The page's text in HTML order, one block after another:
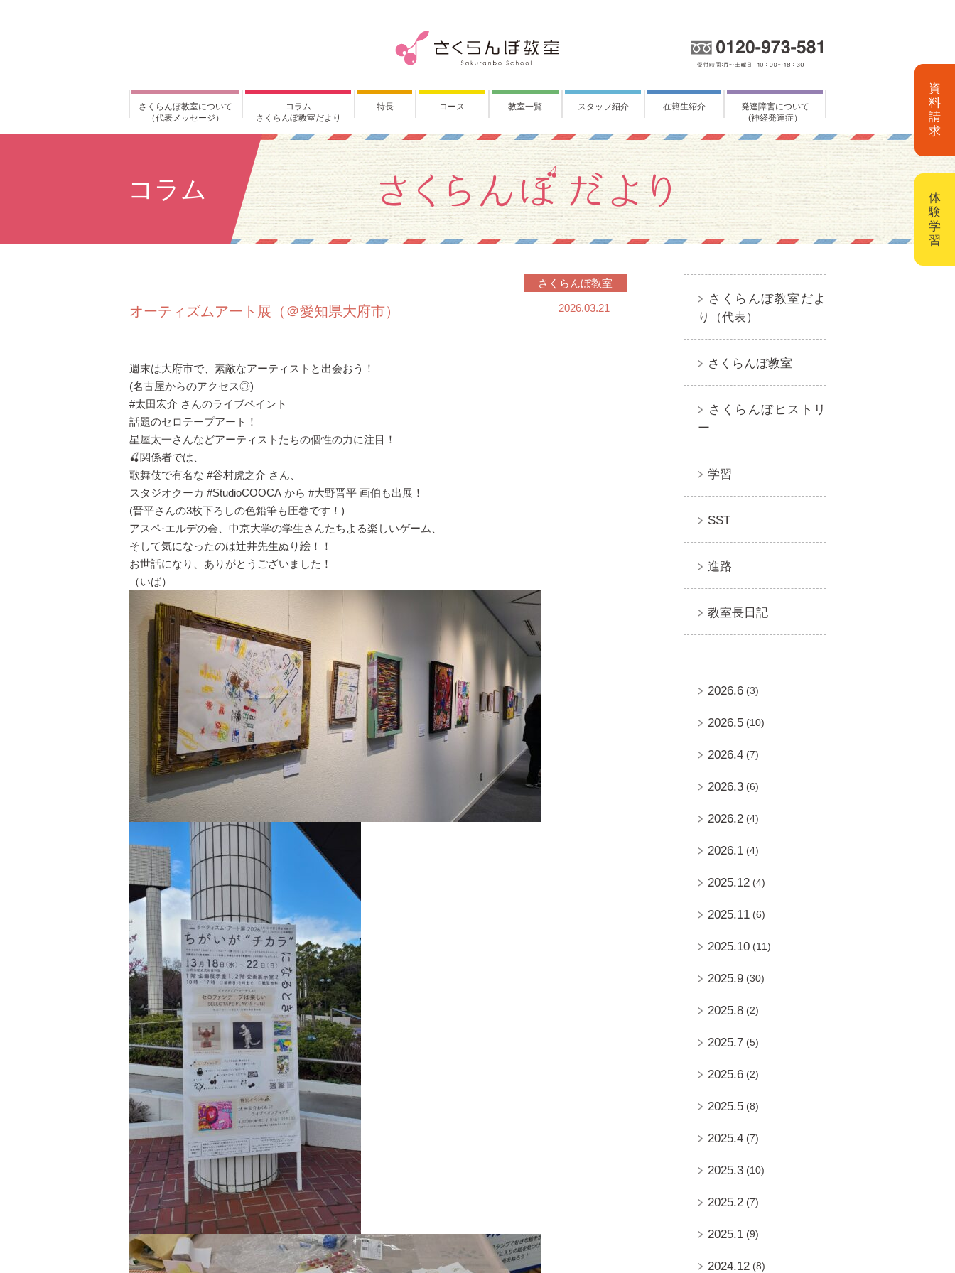
さくらんぼ教室について
（代表メッセージ）
コラム
さくらんぼ教室だより
特長 コース 教室一覧 スタッフ紹介 在籍生紹介
発達障害について
(神経発達症）
コラム
さくらんぼ教室
2026.03.21
オーティズムアート展（＠愛知県大府市）
週末は大府市で、素敵なアーティストと出会おう！
(名古屋からのアクセス◎)
#太田宏介 さんのライブペイント
話題のセロテープアート！
星屋太一さんなどアーティストたちの個性の力に注目！
🍒関係者では、
歌舞伎で有名な #谷村虎之介 さん、
スタジオクーカ #StudioCOOCA から #大野晋平 画伯も出展！
(晋平さんの3枚下ろしの色鉛筆も圧巻です！)
アスペ·エルデの会、中京大学の学生さんたちよる楽しいゲーム、
そして気になったのは辻井先生ぬり絵！！
お世話になり、ありがとうございました！
（いば）
さくらんぼ教室だよ
り（代表）
さくらんぼ教室
さくらんぼヒストリ
ー
学習
SST
進路
教室長日記
2026.6 (3)
2026.5 (10)
2026.4 (7)
2026.3 (6)
2026.2 (4)
2026.1 (4)
2025.12 (4)
2025.11 (6)
2025.10 (11)
2025.9 (30)
2025.8 (2)
2025.7 (5)
2025.6 (2)
2025.5 (8)
2025.4 (7)
2025.3 (10)
2025.2 (7)
2025.1 (9)
2024.12 (8)
資
料
請
求
体
験
学
習